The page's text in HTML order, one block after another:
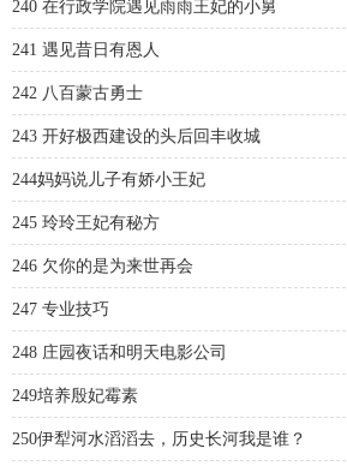
240 在行政学院遇见雨雨王妃的小舅
241 遇见昔日有恩人
242 八百蒙古勇士
243 开好极西建设的头后回丰收城
244妈妈说儿子有娇小王妃
245 玲玲王妃有秘方
246 欠你的是为来世再会
247 专业技巧
248 庄园夜话和明天电影公司
249培养殷妃霉素
250伊犁河水滔滔去，历史长河我是谁？